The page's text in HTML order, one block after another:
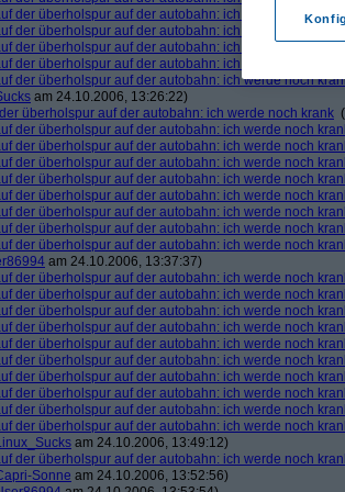
der überholspur auf der autobahn: ich werde noch
der überholspur auf der autobahn: ich werde noch krank
der überholspur auf der autobahn: ich werde noch krank
der überholspur auf der autobahn: ich werde noch krank
der überholspur auf der autobahn: ich werde noch
am 24.10.2006, 13:26:22)
überholspur auf der autobahn: ich werde noch krank (
der überholspur auf der autobahn: ich werde noch
der überholspur auf der autobahn: ich werde noch
der überholspur auf der autobahn: ich werde noch
der überholspur auf der autobahn: ich werde noch
der überholspur auf der autobahn: ich werde noch
der überholspur auf der autobahn: ich werde noch
der überholspur auf der autobahn: ich werde noch
der überholspur auf der autobahn: ich werde noch
am 24.10.2006, 13:37:37)
der überholspur auf der autobahn: ich werde noch
der überholspur auf der autobahn: ich werde noch
der überholspur auf der autobahn: ich werde noch
der überholspur auf der autobahn: ich werde noch
der überholspur auf der autobahn: ich werde noch
der überholspur auf der autobahn: ich werde noch
der überholspur auf der autobahn: ich werde noch
der überholspur auf der autobahn: ich werde noch
der überholspur auf der autobahn: ich werde noch
der überholspur auf der autobahn: ich werde noch
am 24.10.2006, 13:49:12)
der überholspur auf der autobahn: ich werde noch
Sonne am 24.10.2006, 13:52:56)